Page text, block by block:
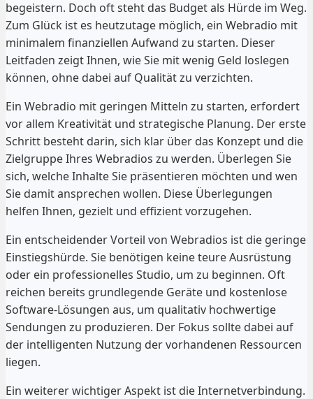
begeistern. Doch oft steht das Budget als Hürde im Weg.
Zum Glück ist es heutzutage möglich, ein Webradio mit
minimalem finanziellen Aufwand zu starten. Dieser
Leitfaden zeigt Ihnen, wie Sie mit wenig Geld loslegen
können, ohne dabei auf Qualität zu verzichten.
Ein Webradio mit geringen Mitteln zu starten, erfordert
vor allem Kreativität und strategische Planung. Der erste
Schritt besteht darin, sich klar über das Konzept und die
Zielgruppe Ihres Webradios zu werden. Überlegen Sie
sich, welche Inhalte Sie präsentieren möchten und wen
Sie damit ansprechen wollen. Diese Überlegungen
helfen Ihnen, gezielt und effizient vorzugehen.
Ein entscheidender Vorteil von Webradios ist die geringe
Einstiegshürde. Sie benötigen keine teure Ausrüstung
oder ein professionelles Studio, um zu beginnen. Oft
reichen bereits grundlegende Geräte und kostenlose
Software-Lösungen aus, um qualitativ hochwertige
Sendungen zu produzieren. Der Fokus sollte dabei auf
der intelligenten Nutzung der vorhandenen Ressourcen
liegen.
Ein weiterer wichtiger Aspekt ist die Internetverbindung.